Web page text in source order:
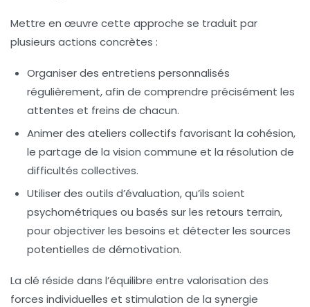
Mettre en œuvre cette approche se traduit par
plusieurs actions concrètes :
Organiser des entretiens personnalisés
régulièrement, afin de comprendre précisément les
attentes et freins de chacun.
Animer des ateliers collectifs favorisant la cohésion,
le partage de la vision commune et la résolution de
difficultés collectives.
Utiliser des outils d’évaluation, qu’ils soient
psychométriques ou basés sur les retours terrain,
pour objectiver les besoins et détecter les sources
potentielles de démotivation.
La clé réside dans l’équilibre entre valorisation des
forces individuelles et stimulation de la synergie